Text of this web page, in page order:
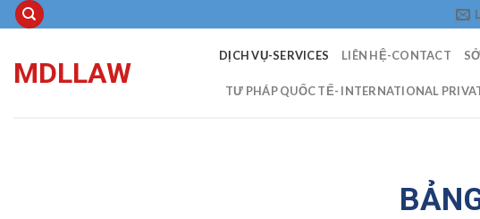
Skip
to
MDLLAW
DỊCH VỤ-SERVICES LIÊN HỆ-CONTACT
TƯ PHÁP QUỐC TẾ- INTERNATIONAL